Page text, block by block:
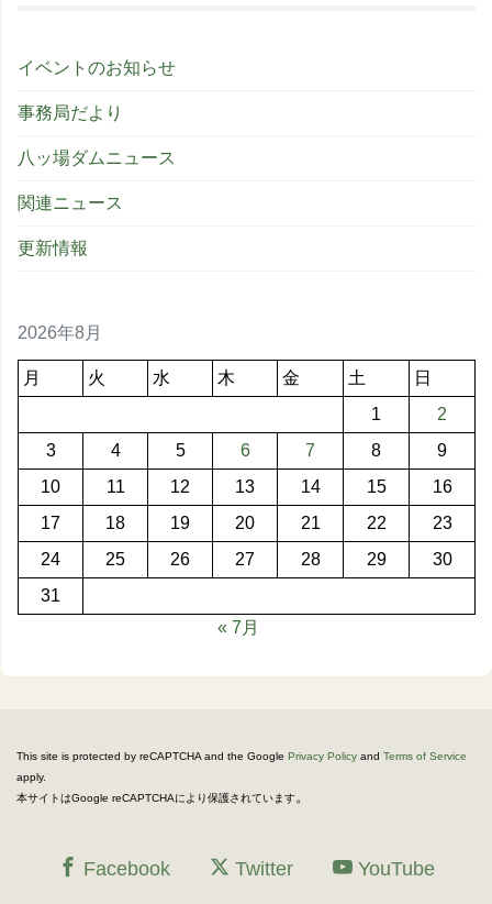
イベントのお知らせ
事務局だより
八ッ場ダムニュース
関連ニュース
更新情報
2026年8月
月 火 水 木 金 土
日
1
2
3
4 5 6 7 8
9
10
11 12 13 14 15
16
17
18 19 20 21 22
23
24
25 26 27 28 29
30
31
« 7月
This site is protected by reCAPTCHA and the Google Privacy Policy and Terms of Service
apply.
本サイトはGoogle reCAPTCHAにより保護されています。
Facebook Twitter YouTube